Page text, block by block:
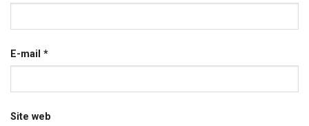
E-mail *
Site web